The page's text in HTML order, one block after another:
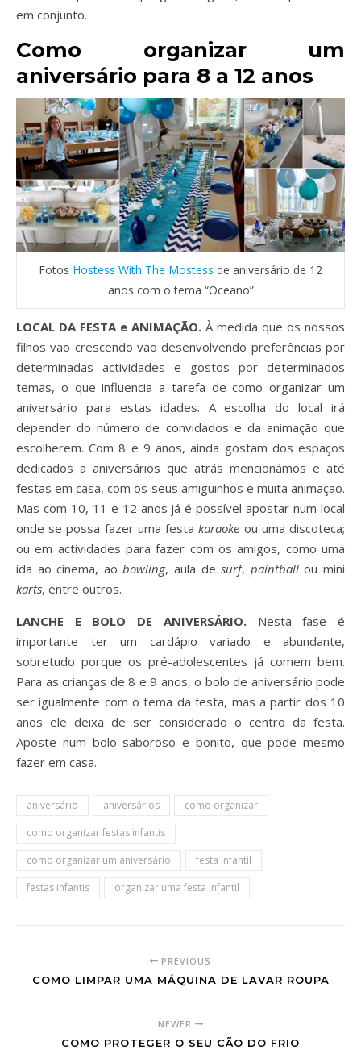
em conjunto.
Como organizar um
aniversário para 8 a 12 anos
Fotos Hostess With The Mostess de aniversário de 12
anos com o tema “Oceano”
LOCAL DA FESTA e ANIMAÇÃO. À medida que os nossos
filhos vão crescendo vão desenvolvendo preferências por
determinadas actividades e gostos por determinados
temas, o que influencia a tarefa de como organizar um
aniversário para estas idades. A escolha do local irá
depender do número de convidados e da animação que
escolherem. Com 8 e 9 anos, ainda gostam dos espaços
dedicados a aniversários que atrás mencionámos e até
festas em casa, com os seus amiguinhos e muita animação.
Mas com 10, 11 e 12 anos já é possível apostar num local
onde se possa fazer uma festakaraoke ou uma discoteca;
ou em actividades para fazer com os amigos, como uma
ida ao cinema, aobowling, aula desurf, paintballou mini
karts, entre outros.
LANCHE E BOLO DE ANIVERSÁRIO. Nesta fase é
importante ter um cardápio variado e abundante,
sobretudo porque os pré-adolescentes já comem bem.
Para as crianças de 8 e 9 anos, o bolo de aniversário pode
ser igualmente com o tema da festa, mas a partir dos 10
anos ele deixa de ser considerado o centro da festa.
Aposte num bolo saboroso e bonito, que pode mesmo
fazer em casa.
aniversário aniversários
como organizar
como organizar festas infantis
como organizar um aniversário
festa infantil
festas infantis
organizar uma festa infantil
PREVIOUS
COMO LIMPAR UMA MÁQUINA DE LAVAR ROUPA
NEWER
COMO PROTEGER O SEU CÃO DO FRIO